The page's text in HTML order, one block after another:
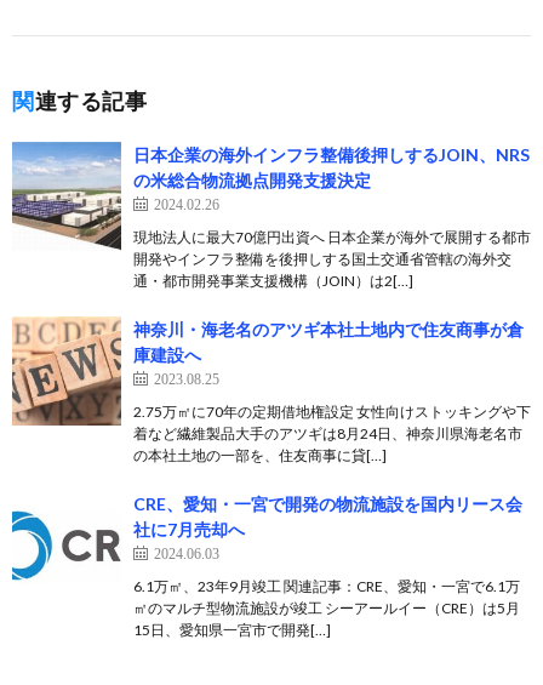
関連する記事
日本企業の海外インフラ整備後押しするJOIN、NRS
の米総合物流拠点開発支援決定
2024.02.26
現地法人に最大70億円出資へ 日本企業が海外で展開する都市
開発やインフラ整備を後押しする国土交通省管轄の海外交
通・都市開発事業支援機構（JOIN）は2[…]
神奈川・海老名のアツギ本社土地内で住友商事が倉
庫建設へ
2023.08.25
2.75万㎡に70年の定期借地権設定 女性向けストッキングや下
着など繊維製品大手のアツギは8月24日、神奈川県海老名市
の本社土地の一部を、住友商事に貸[…]
CRE、愛知・一宮で開発の物流施設を国内リース会
社に7月売却へ
2024.06.03
6.1万㎡、23年9月竣工 関連記事：CRE、愛知・一宮で6.1万
㎡のマルチ型物流施設が竣工 シーアールイー（CRE）は5月
15日、愛知県一宮市で開発[…]